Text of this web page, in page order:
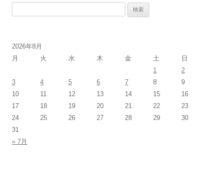
2026年8月
月
火 水 木 金 土
日
1
2
3
4 5 6 7 8
9
10
11 12 13 14 15
16
17
18 19 20 21 22
23
24
25 26 27 28 29
30
31
« 7月